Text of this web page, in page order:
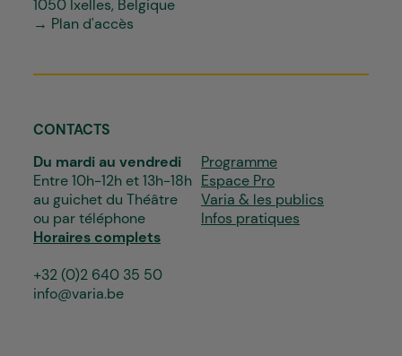
1050 Ixelles, Belgique
→ Plan d'accès
CONTACTS
Du mardi au vendredi
Entre 10h-12h et 13h-18h
au guichet du Théâtre
ou par téléphone
Horaires complets
+32 (0)2 640 35 50
info@varia.be
Programme
Espace Pro
Varia & les publics
Infos pratiques